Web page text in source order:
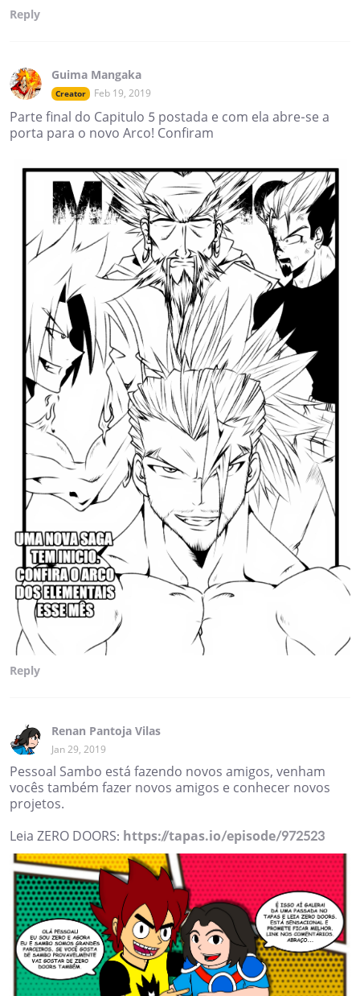
Reply
Guima Mangaka
Creator Feb 19, 2019
Parte final do Capitulo 5 postada e com ela abre-se a
porta para o novo Arco! Confiram
Reply
Renan Pantoja Vilas
Jan 29, 2019
Pessoal Sambo está fazendo novos amigos, venham
vocês também fazer novos amigos e conhecer novos
projetos.
Leia ZERO DOORS: https://tapas.io/episode/972523